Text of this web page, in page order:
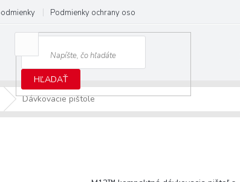
Podmienky ochrany osobných údajov
HĽADAŤ
Dávkovacie pištole